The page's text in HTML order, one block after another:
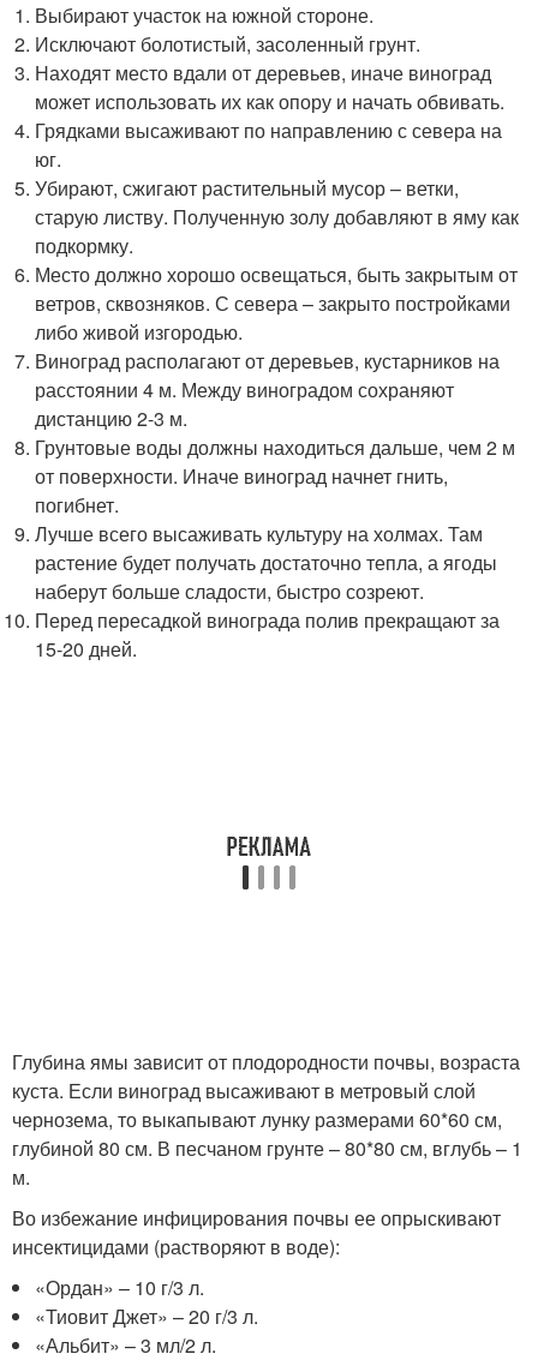
Выбирают участок на южной стороне.
Исключают болотистый, засоленный грунт.
Находят место вдали от деревьев, иначе виноград
может использовать их как опору и начать обвивать.
Грядками высаживают по направлению с севера на
юг.
Убирают, сжигают растительный мусор – ветки,
старую листву. Полученную золу добавляют в яму как
подкормку.
Место должно хорошо освещаться, быть закрытым от
ветров, сквозняков. С севера – закрыто постройками
либо живой изгородью.
Виноград располагают от деревьев, кустарников на
расстоянии 4 м. Между виноградом сохраняют
дистанцию 2-3 м.
Грунтовые воды должны находиться дальше, чем 2 м
от поверхности. Иначе виноград начнет гнить,
погибнет.
Лучше всего высаживать культуру на холмах. Там
растение будет получать достаточно тепла, а ягоды
наберут больше сладости, быстро созреют.
Перед пересадкой винограда полив прекращают за
15-20 дней.
Глубина ямы зависит от плодородности почвы, возраста
куста. Если виноград высаживают в метровый слой
чернозема, то выкапывают лунку размерами 60*60 см,
глубиной 80 см. В песчаном грунте – 80*80 см, вглубь – 1
м.
Во избежание инфицирования почвы ее опрыскивают
инсектицидами (растворяют в воде):
«Ордан» – 10 г/3 л.
«Тиовит Джет» – 20 г/3 л.
«Альбит» – 3 мл/2 л.